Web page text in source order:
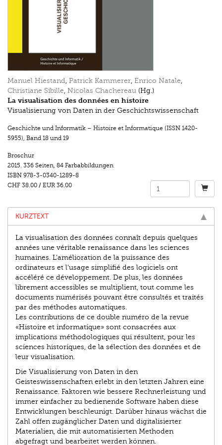
Manuel Hiestand, Patrick Kammerer, Enrico Natale,
Christiane Sibille, Nicolas Chachereau (Hg.)
La visualisation des données en histoire
Visualisierung von Daten in der Geschichtswissenschaft
Geschichte und Informatik – Histoire et Informatique (ISSN 1420-
5955), Band 18 und 19
Broschur
2015. 336 Seiten, 84 Farbabbildungen
ISBN 978-3-0340-1289-8
CHF 38.00 / EUR 36.00
KURZTEXT
La visualisation des données connaît depuis quelques
années une véritable renaissance dans les sciences
humaines. L’amélioration de la puissance des
ordinateurs et l’usage simplifié des logiciels ont
accéléré ce développement. De plus, les données
librement accessibles se multiplient, tout comme les
documents numérisés pouvant être consultés et traités
par des méthodes automatiques.
Les contributions de ce double numéro de la revue
«Histoire et informatique» sont consacrées aux
implications méthodologiques qui résultent, pour les
sciences historiques, de la sélection des données et de
leur visualisation.
Die Visualisierung von Daten in den
Geisteswissenschaften erlebt in den letzten Jahren eine
Renaissance. Faktoren wie bessere Rechnerleistung und
immer einfacher zu bedienende Software haben diese
Entwicklungen beschleunigt. Darüber hinaus wächst die
Zahl offen zugänglicher Daten und digitalisierter
Materialien, die mit automatisierten Methoden
abgefragt und bearbeitet werden können.